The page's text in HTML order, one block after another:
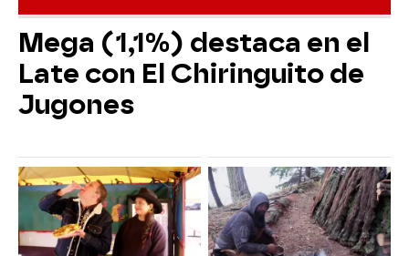
Mega (1,1%) destaca en el
Late con El Chiringuito de
Jugones